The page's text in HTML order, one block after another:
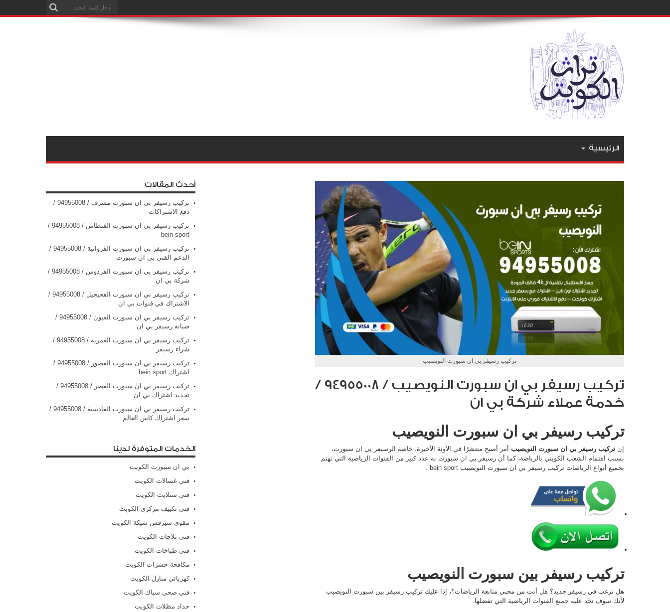
الرئيسية
تركيب رسيفر بي ان سبورت النويصيب
تركيب رسيفر بي ان سبورت النويصيب / 94955008 /
خدمة عملاء شركة بي ان
تركيب رسيفر بي ان سبورت النويصيب
إن تركيب رسيفر بي ان سبورت النويصيب أمر أصبح منتشرًا في الآونة الأخيرة، خاصة الرسيفر بي ان سبورت،
بسبب اهتمام الشعب الكويتي بالرياضة، كما أن رسيفر بي ان سبورت به عدد كبير من القنوات الرياضية التي تهتم
بجميع أنواع الرياضات تركيب رسيفر بي ان سبورت النويصيب bein sport
تركيب رسيفر بين سبورت النويصيب
هل ترغب في رسيفر جديد؟ هل أنت من محبي متابعة الرياضات؟، إذا عليك تركيب رسيفر بين سبورت النويصيب
لأنك سوف تجد عليه جميع القنوات الرياضية التي تفضلها.
أحدث المقالات
تركيب رسيفر بي ان سبورت مشرف / 94955008 /
دفع الاشتراكات
تركيب رسيفر بي ان سبورت الفنطاس / 94955008 /
bein sport
تركيب رسيفر بي ان سبورت الفروانية / 94955008 /
الدعم الفني بي ان سبورت
تركيب رسيفر بي ان سبورت الفردوس / 94955008 /
شركة بي ان
تركيب رسيفر بي ان سبورت الفحيحيل / 94955008 /
الاشتراك في قنوات بي ان
تركيب رسيفر بي ان سبورت العيون / 94955008 /
صيانة رسيفر بي ان
تركيب رسيفر بي ان سبورت العمرية / 94955008 /
شراء رسيفر
تركيب رسيفر بي ان سبورت القصور / 94955008 /
اشتراك bein sport
تركيب رسيفر بي ان سبورت القصر / 94955008 /
تجديد اشتراك بي ان
تركيب رسيفر بي ان سبورت القادسية / 94955008 /
سعر اشتراك كاس العالم
الخدمات المتوفرة لدينا
بي ان سبورت الكويت
فني غسالات الكويت
فني ستلايت الكويت
فني تكييف مركزي الكويت
مقوي سيرفس شيكة الكويت
فني ثلاجات الكويت
فني طباخات الكويت
مكافحة حشرات الكويت
كهربائي منازل الكويت
فني صحي سباك الكويت
حداد مظلات الكويت